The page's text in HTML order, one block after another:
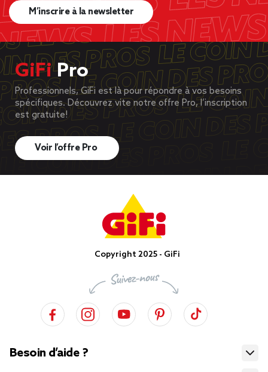
M’inscrire à la newsletter
GiFiPro
Professionnels, GiFi est là pour répondre à vos besoins
spécifiques. Découvrez vite notre offre Pro, l’inscription
est gratuite!
Voir l’offre Pro
Copyright 2025 - GiFi
Besoin d’aide ?